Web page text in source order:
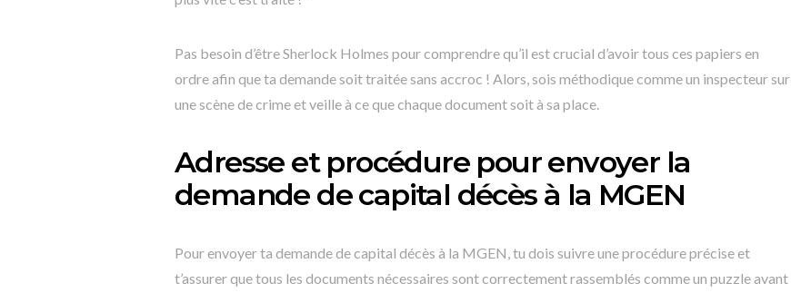
Pas besoin d’être Sherlock Holmes pour comprendre qu’il est crucial d’avoir tous ces papiers en
ordre afin que ta demande soit traitée sans accroc ! Alors, sois méthodique comme un inspecteur sur
une scène de crime et veille à ce que chaque document soit à sa place.
Adresse et procédure pour envoyer la
demande de capital décès à la MGEN
Pour envoyer ta demande de capital décès à la MGEN, tu dois suivre une procédure précise et
t’assurer que tous les documents nécessaires sont correctement rassemblés comme un puzzle avant